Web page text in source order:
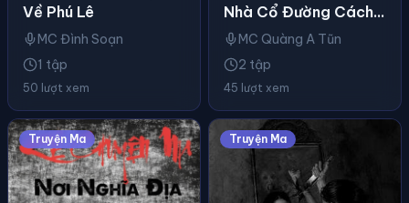
Về Phú Lê
MC Đình Soạn
1 tập
50 lượt xem
Nhà Cổ Đường Cách
Mạng Tháng 8
MC Quàng A Tũn
2 tập
45 lượt xem
Truyện Ma Truyện Ma